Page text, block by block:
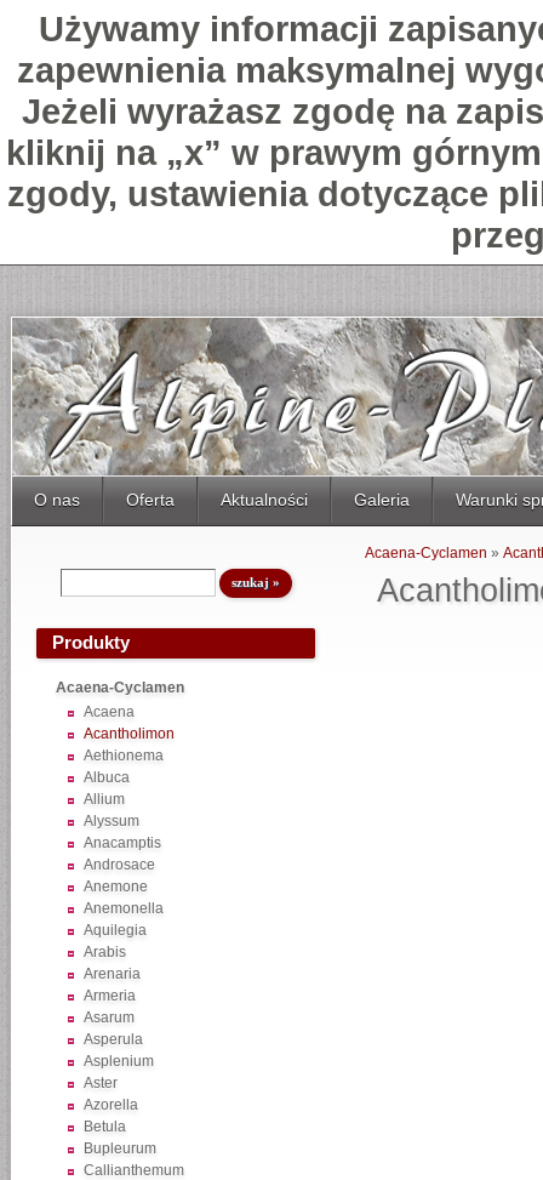
Używamy informacji
zapewnienia maksymalnej
Jeżeli wyrażasz zgodę na
kliknij na „x” w prawym
zgody, ustawienia dotyczące
O nas Oferta Aktualności Galeria Warunki
Produkty
Acaena-Cyclamen
Acaena
Acantholimon
Aethionema
Albuca
Allium
Alyssum
Anacamptis
Androsace
Anemone
Anemonella
Aquilegia
Arabis
Arenaria
Armeria
Asarum
Asperula
Asplenium
Aster
Azorella
Betula
Bupleurum
Callianthemum
Acaena-Cyclamen »